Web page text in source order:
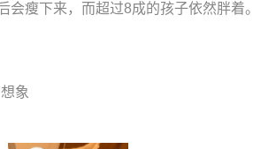
瘦下来，而超过8成的孩子依然胖着。
象